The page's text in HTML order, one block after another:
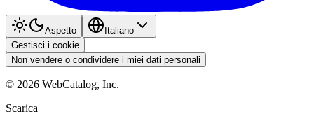
Aspetto
Italiano
Gestisci i cookie
Non vendere o condividere i miei dati personali
© 2026 WebCatalog, Inc.
Scarica